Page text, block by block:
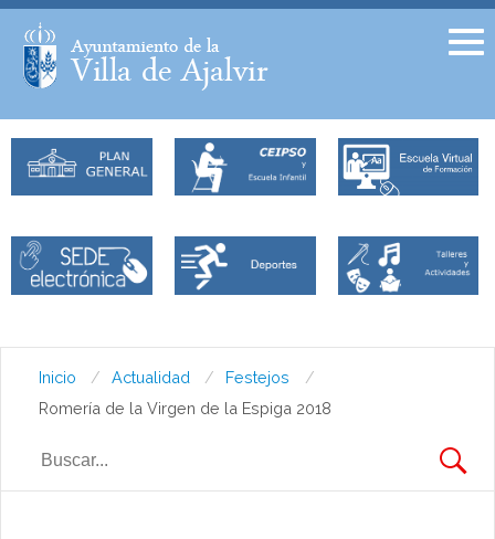
Facebook
Inicio Actualidad
Festejos
Romería de la Virgen de la Espiga 2018